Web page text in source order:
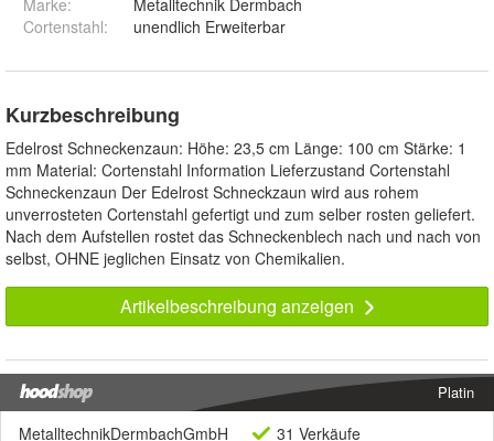
Cortenstahl: unendlich Erweiterbar
Kurzbeschreibung
Edelrost Schneckenzaun: Höhe: 23,5 cm Länge: 100 cm Stärke: 1
mm Material: Cortenstahl Information Lieferzustand Cortenstahl
Schneckenzaun Der Edelrost Schneckzaun wird aus rohem
unverrosteten Cortenstahl gefertigt und zum selber rosten geliefert.
Nach dem Aufstellen rostet das Schneckenblech nach und nach von
selbst, OHNE jeglichen Einsatz von Chemikalien.
Artikelbeschreibung anzeigen
Platin
MetalltechnikDermbachGmbH
31 Verkäufe